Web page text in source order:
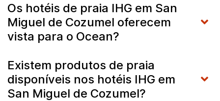
Os hotéis de praia IHG em San
Miguel de Cozumel oferecem
vista para o Ocean?
Existem produtos de praia
disponíveis nos hotéis IHG em
San Miguel de Cozumel?